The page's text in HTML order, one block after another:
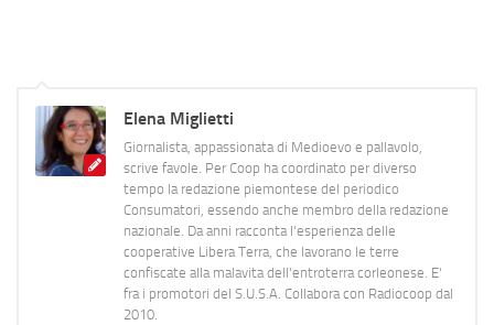
Elena Miglietti
Giornalista, appassionata di Medioevo e pallavolo,
scrive favole. Per Coop ha coordinato per diverso
tempo la redazione piemontese del periodico
Consumatori, essendo anche membro della redazione
nazionale. Da anni racconta l'esperienza delle
cooperative Libera Terra, che lavorano le terre
confiscate alla malavita dell'entroterra corleonese. E'
fra i promotori del S.U.S.A. Collabora con Radiocoop dal
2010.